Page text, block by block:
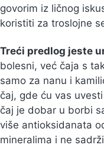
govorim iz ličnog
koristiti za troslojne
Treći predlog jeste
bolesni, već čaja s
samo za nanu i
čaj, gde ću vas
čaj je dobar u borbi
više antioksidanata
mineralima i ne